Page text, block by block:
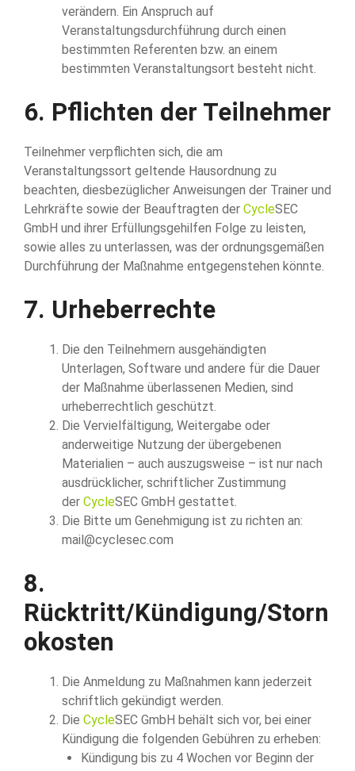
verändern. Ein Anspruch auf
Veranstaltungsdurchführung durch einen
bestimmten Referenten bzw. an einem
bestimmten Veranstaltungsort besteht nicht.
6. Pflichten der Teilnehmer
Teilnehmer verpflichten sich, die am
Veranstaltungssort geltende Hausordnung zu
beachten, diesbezüglicher Anweisungen der Trainer und
Lehrkräfte sowie der Beauftragten der CycleSEC
GmbH und ihrer Erfüllungsgehilfen Folge zu leisten,
sowie alles zu unterlassen, was der ordnungsgemäßen
Durchführung der Maßnahme entgegenstehen könnte.
7. Urheberrechte
Die den Teilnehmern ausgehändigten
Unterlagen, Software und andere für die Dauer
der Maßnahme überlassenen Medien, sind
urheberrechtlich geschützt.
Die Vervielfältigung, Weitergabe oder
anderweitige Nutzung der übergebenen
Materialien – auch auszugsweise – ist nur nach
ausdrücklicher, schriftlicher Zustimmung
der CycleSEC GmbH gestattet.
Die Bitte um Genehmigung ist zu richten an:
mail@cyclesec.com
8.
Rücktritt/Kündigung/Storn
okosten
Die Anmeldung zu Maßnahmen kann jederzeit
schriftlich gekündigt werden.
Die CycleSEC GmbH behält sich vor, bei einer
Kündigung die folgenden Gebühren zu erheben:
Kündigung bis zu 4 Wochen vor Beginn der